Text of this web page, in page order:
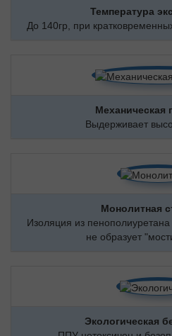
Температура
До 140гр, при
Механическая
Выдерживает
Монолитная
Изоляция из
не образует
Экологическая